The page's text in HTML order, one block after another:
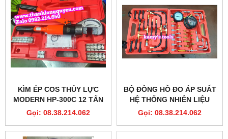
KÌM ÉP COS THỦY LỰC
MODERN HP-300C 12 TẤN
11 KHUÔN
Gọi: 08.38.214.062
BỘ ĐỒNG HỒ ĐO ÁP SUẤT
HỆ THỐNG NHIÊN LIỆU
ĐỘNG CƠ BƠM XĂNG 42
Gọi: 08.38.214.062